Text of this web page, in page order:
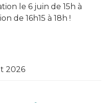
le 6 juin de 15h à
de 16h15 à 18h !
2026